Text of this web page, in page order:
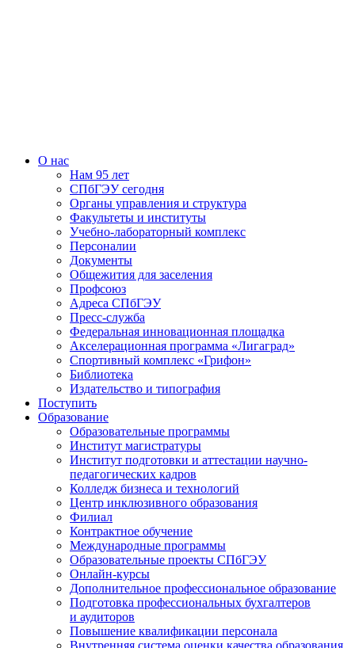
О нас
Нам 95 лет
СПбГЭУ сегодня
Органы управления и структура
Факультеты и институты
Учебно-лабораторный комплекс
Персоналии
Документы
Общежития для заселения
Профсоюз
Адреса СПбГЭУ
Пресс-служба
Федеральная инновационная площадка
Акселерационная программа «Лигаград»­­
Спортивный комплекс «Грифон»
Библиотека
Издательство и типография
Поступить
Образование
Образовательные программы
Институт магистратуры
Институт подготовки и аттестации научно-
педагогических кадров
Колледж бизнеса и технологий
Центр инклюзивного образования
Филиал
Контрактное обучение
Международные программы
Образовательные проекты СПбГЭУ
Онлайн-курсы
Дополнительное профессиональное образование
Подготовка профессиональных бухгалтеров
и аудиторов
Повышение квалификации персонала
Внутренняя система оценки качества образования